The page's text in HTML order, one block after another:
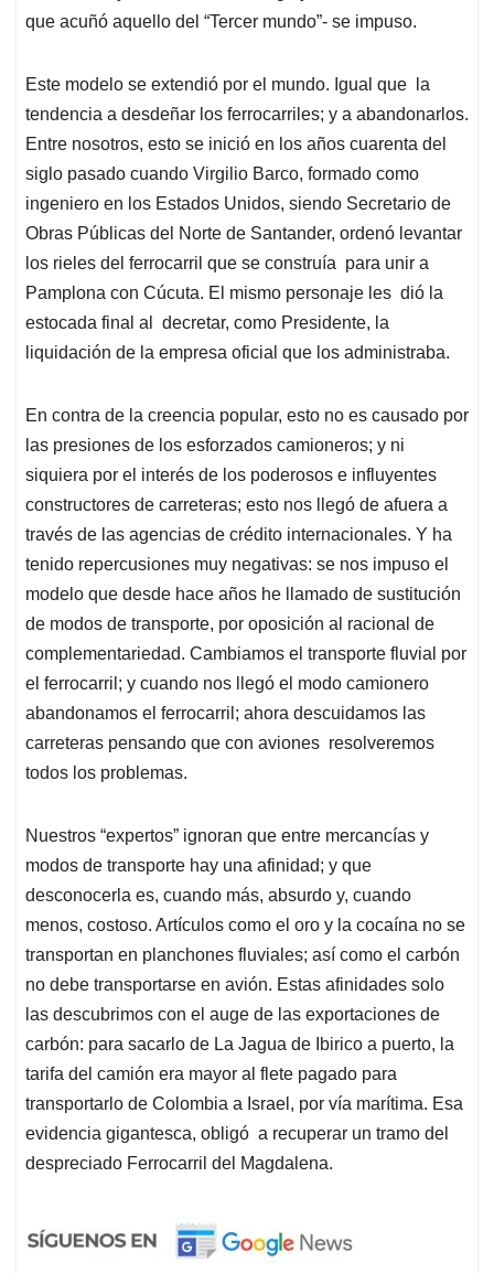
que acuñó aquello del “Tercer mundo”- se impuso.
Este modelo se extendió por el mundo. Igual que la
tendencia a desdeñar los ferrocarriles; y a abandonarlos.
Entre nosotros, esto se inició en los años cuarenta del
siglo pasado cuando Virgilio Barco, formado como
ingeniero en los Estados Unidos, siendo Secretario de
Obras Públicas del Norte de Santander, ordenó levantar
los rieles del ferrocarril que se construía para unir a
Pamplona con Cúcuta. El mismo personaje les dió la
estocada final al decretar, como Presidente, la
liquidación de la empresa oficial que los administraba.
En contra de la creencia popular, esto no es causado por
las presiones de los esforzados camioneros; y ni
siquiera por el interés de los poderosos e influyentes
constructores de carreteras; esto nos llegó de afuera a
través de las agencias de crédito internacionales. Y ha
tenido repercusiones muy negativas: se nos impuso el
modelo que desde hace años he llamado de sustitución
de modos de transporte, por oposición al racional de
complementariedad. Cambiamos el transporte fluvial por
el ferrocarril; y cuando nos llegó el modo camionero
abandonamos el ferrocarril; ahora descuidamos las
carreteras pensando que con aviones resolveremos
todos los problemas.
Nuestros “expertos” ignoran que entre mercancías y
modos de transporte hay una afinidad; y que
desconocerla es, cuando más, absurdo y, cuando
menos, costoso. Artículos como el oro y la cocaína no se
transportan en planchones fluviales; así como el carbón
no debe transportarse en avión. Estas afinidades solo
las descubrimos con el auge de las exportaciones de
carbón: para sacarlo de La Jagua de Ibirico a puerto, la
tarifa del camión era mayor al flete pagado para
transportarlo de Colombia a Israel, por vía marítima. Esa
evidencia gigantesca, obligó a recuperar un tramo del
despreciado Ferrocarril del Magdalena.